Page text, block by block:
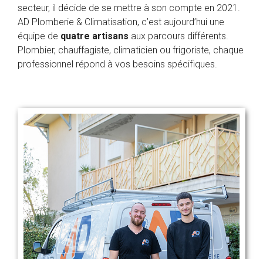
secteur, il décide de se mettre à son compte en 2021.
AD Plomberie & Climatisation, c’est aujourd’hui une
équipe de quatre artisans aux parcours différents.
Plombier, chauffagiste, climaticien ou frigoriste, chaque
professionnel répond à vos besoins spécifiques.